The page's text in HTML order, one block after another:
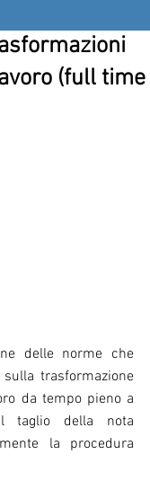
(full time
delle norme che
trasformazione
da tempo pieno a
taglio della nota
la procedura